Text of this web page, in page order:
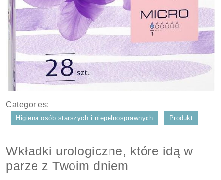
Categories:
Higiena osób starszych i niepełnosprawnych Produkt
Wkładki urologiczne, które idą w
parze z Twoim dniem